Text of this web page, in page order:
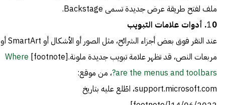
ملف لفتح طريقة عرض جديدة تسمى Backstage.
10. أدوات علامات التبويب
عند النقر فوق بعض أجزاء الشرائح، مثل الصور أو الأشكال أو SmartArt أو
مربعات النص، قد تظهر علامة تبويب جديدة ملونة.[footnote]
Where
are the menus and toolbars? ، من موقع:
support.microsoft.com، اطّلع عليه بتاريخ